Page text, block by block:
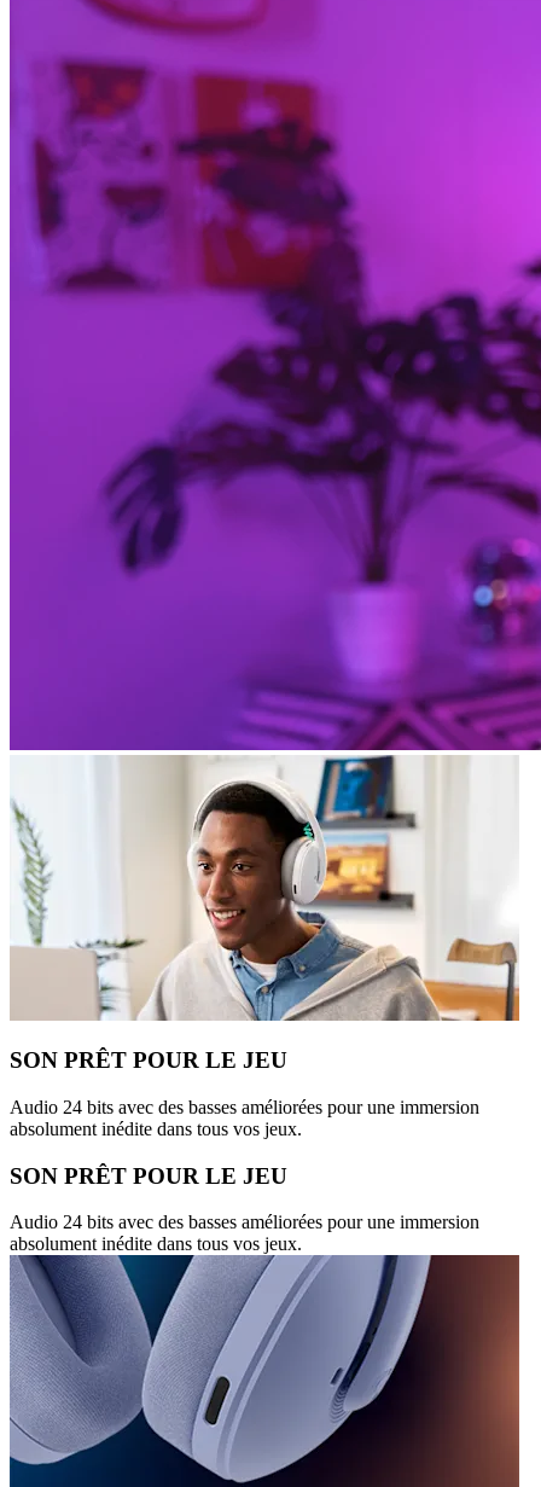
SON PRÊT POUR LE JEU
Audio 24 bits avec des basses améliorées pour une immersion
absolument inédite dans tous vos jeux.
SON PRÊT POUR LE JEU
Audio 24 bits avec des basses améliorées pour une immersion
absolument inédite dans tous vos jeux.